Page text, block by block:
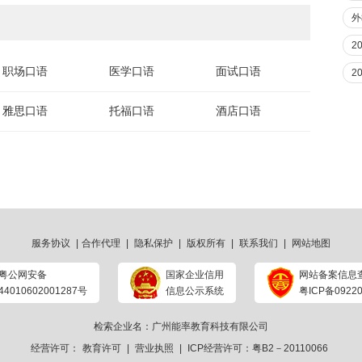
职场口语 医学口语 面试口语
雅思口语 托福口语 酒店口语
服务协议 合作代理 隐私保护 版权所有 联系我们 网站地图
公网安备
号
国家企业信用
信息公示系统
网站备案信息
粤ICP备
检索企业名：广州能率教育科技有限公司
经营许可：
教育许可 营业执照 ICP经营许可：粤B2－20110066